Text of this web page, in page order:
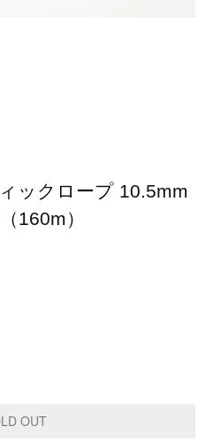
ックロープ 10.5mm
160m）